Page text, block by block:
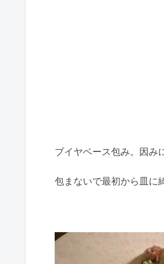
ブイヤベース包み。因み
包まないで最初から皿に